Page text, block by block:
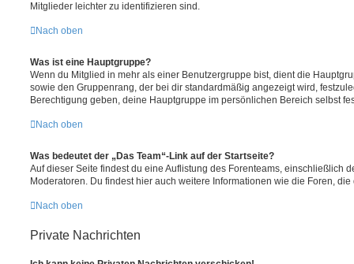
Mitglieder leichter zu identifizieren sind.
Nach oben
Was ist eine Hauptgruppe?
Wenn du Mitglied in mehr als einer Benutzergruppe bist, dient die
sowie den Gruppenrang, der bei dir standardmäßig angezeigt wird,
Berechtigung geben, deine Hauptgruppe im persönlichen Bereich selbst
Nach oben
Was bedeutet der „Das Team“-Link auf der Startseite?
Auf dieser Seite findest du eine Auflistung des Forenteams, einschließlich
Moderatoren. Du findest hier auch weitere Informationen wie die Foren,
Nach oben
Private Nachrichten